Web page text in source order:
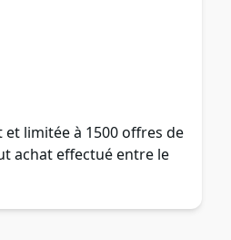
limitée à 1500 offres de
achat effectué entre le